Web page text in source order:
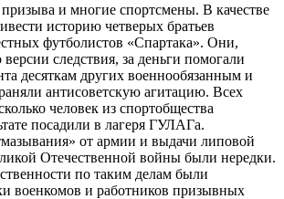
и многие спортсмены. В качестве
историю четверых братьев
футболистов «Спартака». Они,
следствия, за деньги помогали
десяткам других военнообязанным и
антисоветскую агитацию. Всех
человек из спортобщества
посадили в лагеря ГУЛАГа.
от армии и выдачи липовой
Отечественной войны были нередки.
по таким делам были
военкомов и работников призывных